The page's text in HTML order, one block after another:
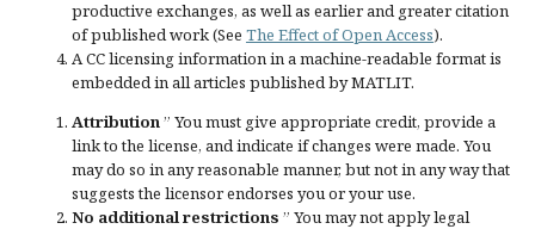
productive exchanges, as well as earlier and greater citation
of published work (See The Effect of Open Access).
A CC licensing information in a machine-readable format is
embedded in all articles published by MATLIT.
Attribution” You must give appropriate credit, provide a
link to the license, andindicate if changes were made. You
may do so in any reasonable manner, but not in any way that
suggests the licensor endorses you or your use.
No additional restrictions ” You may not apply legal